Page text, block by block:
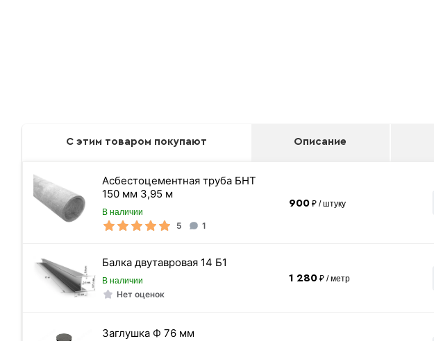
С этим товаром покупают Описание
Асбестоцементная труба БНТ
150 мм 3,95 м
В наличии
5 1
900₽ / штуку
Балка двутавровая 14 Б1
В наличии
Нет оценок
1 280₽ / метр
Заглушка Ф 76 мм